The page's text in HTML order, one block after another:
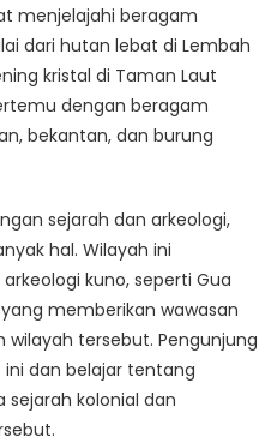
menjelajahi beragam
dari hutan lebat di Lembah
kristal di Taman Laut
dengan beragam
bekantan, dan burung
sejarah dan arkeologi,
hal. Wilayah ini
kuno, seperti Gua
memberikan wawasan
tersebut. Pengunjung
dan belajar tentang
sejarah kolonial dan